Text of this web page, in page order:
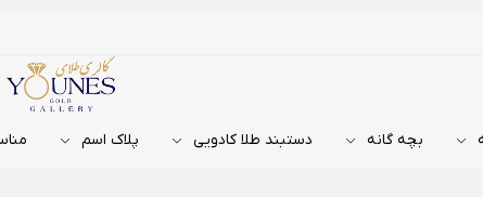
بچه گانه دستبند طلا کادویی پلاک اسم